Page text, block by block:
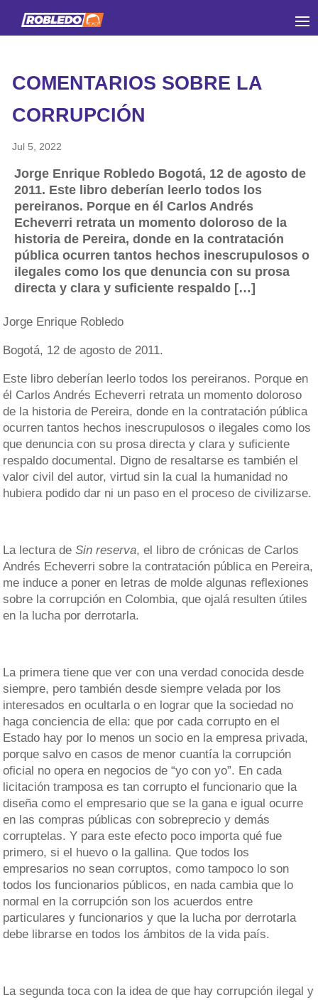
COMENTARIOS SOBRE LA
CORRUPCIÓN
Jul 5, 2022
Jorge Enrique Robledo Bogotá, 12 de agosto de
2011. Este libro deberían leerlo todos los
pereiranos. Porque en él Carlos Andrés
Echeverri retrata un momento doloroso de la
historia de Pereira, donde en la contratación
pública ocurren tantos hechos inescrupulosos o
ilegales como los que denuncia con su prosa
directa y clara y suficiente respaldo […]
Jorge Enrique Robledo
Bogotá, 12 de agosto de 2011.
Este libro deberían leerlo todos los pereiranos. Porque en
él Carlos Andrés Echeverri retrata un momento doloroso
de la historia de Pereira, donde en la contratación pública
ocurren tantos hechos inescrupulosos o ilegales como los
que denuncia con su prosa directa y clara y suficiente
respaldo documental. Digno de resaltarse es también el
valor civil del autor, virtud sin la cual la humanidad no
hubiera podido dar ni un paso en el proceso de civilizarse.
La lectura deSin reserva, el libro de crónicas de Carlos
Andrés Echeverri sobre la contratación pública en Pereira,
me induce a poner en letras de molde algunas reflexiones
sobre la corrupción en Colombia, que ojalá resulten útiles
en la lucha por derrotarla.
La primera tiene que ver con una verdad conocida desde
siempre, pero también desde siempre velada por los
interesados en ocultarla o en lograr que la sociedad no
haga conciencia de ella: que por cada corrupto en el
Estado hay por lo menos un socio en la empresa privada,
porque salvo en casos de menor cuantía la corrupción
oficial no opera en negocios de “yo con yo”. En cada
licitación tramposa es tan corrupto el funcionario que la
diseña como el empresario que se la gana e igual ocurre
en las compras públicas con sobreprecio y demás
corruptelas. Y para este efecto poco importa qué fue
primero, si el huevo o la gallina. Que todos los
empresarios no sean corruptos, como tampoco lo son
todos los funcionarios públicos, en nada cambia que lo
normal en la corrupción son los acuerdos entre
particulares y funcionarios y que la lucha por derrotarla
debe librarse en todos los ámbitos de la vida país.
La segunda toca con la idea de que hay corrupción ilegal y